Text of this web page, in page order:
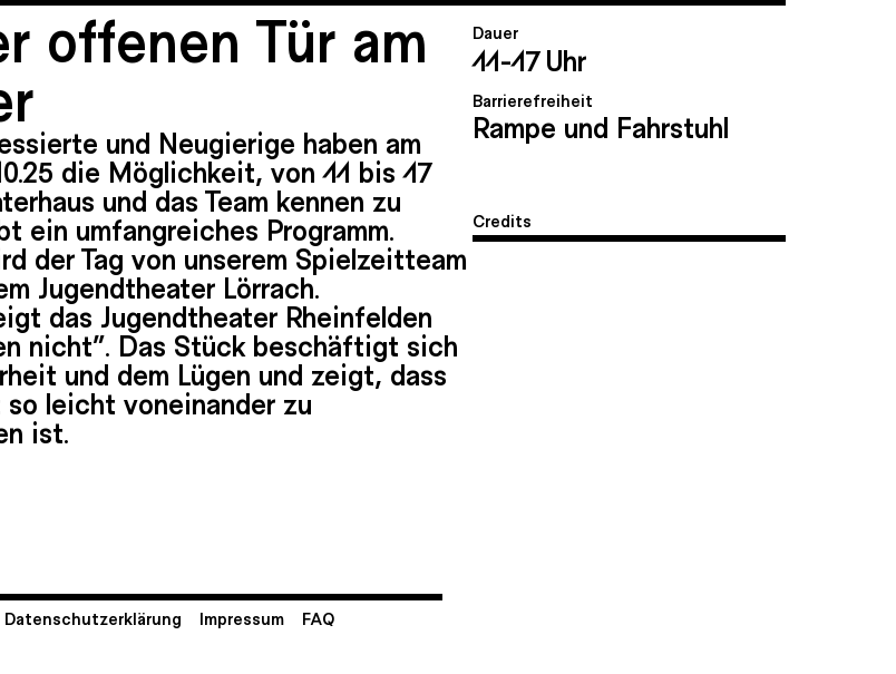
offenen Tür am
und Neugierige haben am
die Möglichkeit, von 11 bis 17
und das Team kennen zu
ein umfangreiches Programm.
der Tag von unserem Spielzeitteam
Jugendtheater Lörrach.
das Jugendtheater Rheinfelden
nicht“. Das Stück beschäftigt sich
und dem Lügen und zeigt, dass
leicht voneinander zu
ist.
Dauer
11-17 Uhr
Barrierefreiheit
Rampe und Fahrstuhl
Credits
Datenschutzerklärung Impressum
FAQ